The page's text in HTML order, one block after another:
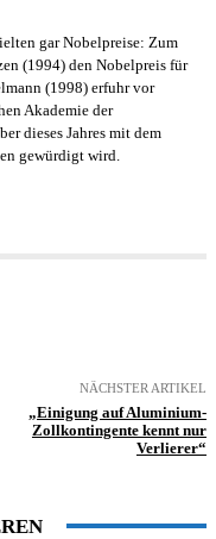
gar Nobelpreise: Zum
(1994) den Nobelpreis für
(1998) erfuhr vor
Akademie der
dieses Jahres mit dem
gewürdigt wird.
NÄCHSTER ARTIKEL
„Einigung auf Aluminium-
Zollkontingente kennt nur
Verlierer“